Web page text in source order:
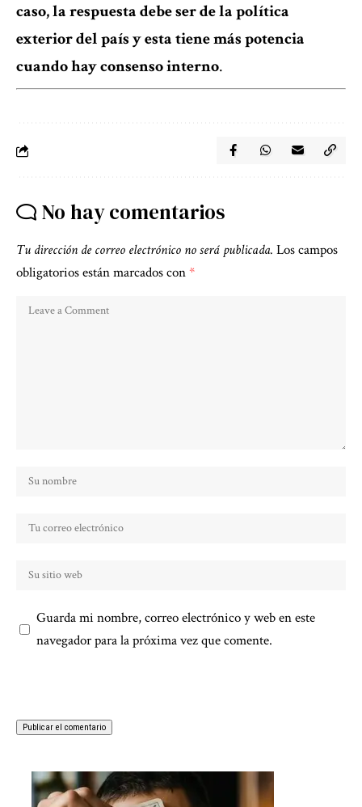
caso, la respuesta debe ser de la política
exterior del país y esta tiene más potencia
cuando hay consenso interno.
No hay comentarios
Tu dirección de correo electrónico no será publicada. Los campos
obligatorios están marcados con*
Guarda mi nombre, correo electrónico y web en este
navegador para la próxima vez que comente.